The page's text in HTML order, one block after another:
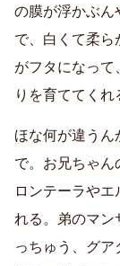
の膜が浮かぶん
で、白くて柔ら
がフタになって
りを育ててくれ
ほな何が違うん
で。お兄ちゃん
ロンテーラや
れる。弟のマン
っちゅう、グ